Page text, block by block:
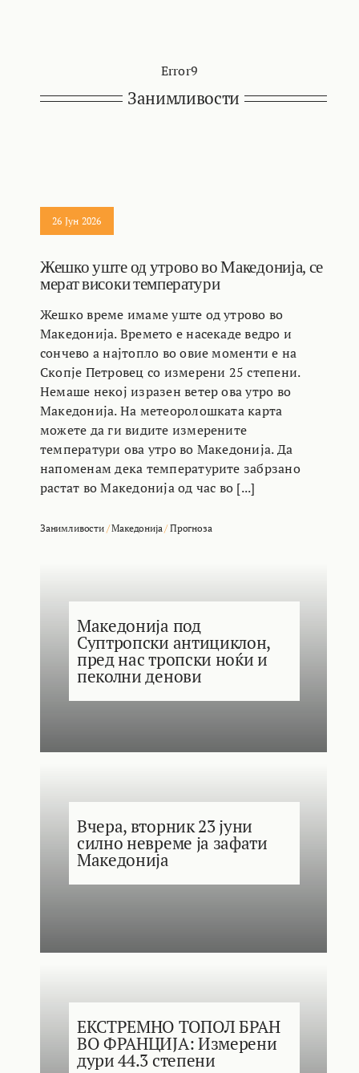
Error9
Занимливости
26 Јун 2026
Жешко уште од утрово во Македонија, се
мерат високи температури
Жешко време имаме уште од утрово во
Македонија. Времето е насекаде ведро и
сончево а најтопло во овие моменти е на
Скопје Петровец со измерени 25 степени.
Немаше некој изразен ветер ова утро во
Македонија. На метеоролошката карта
можете да ги видите измерените
температури ова утро во Македонија. Да
напоменам дека температурите забрзано
растат во Македонија од час во [...]
Занимливости/Македонија/Прогноза
Македонија под
Суптропски антициклон,
пред нас тропски ноќи и
пеколни денови
Вчера, вторник 23 јуни
силно невреме ја зафати
Македонија
ЕКСТРЕМНО ТОПОЛ БРАН
ВО ФРАНЦИЈА: Измерени
дури 44.3 степени